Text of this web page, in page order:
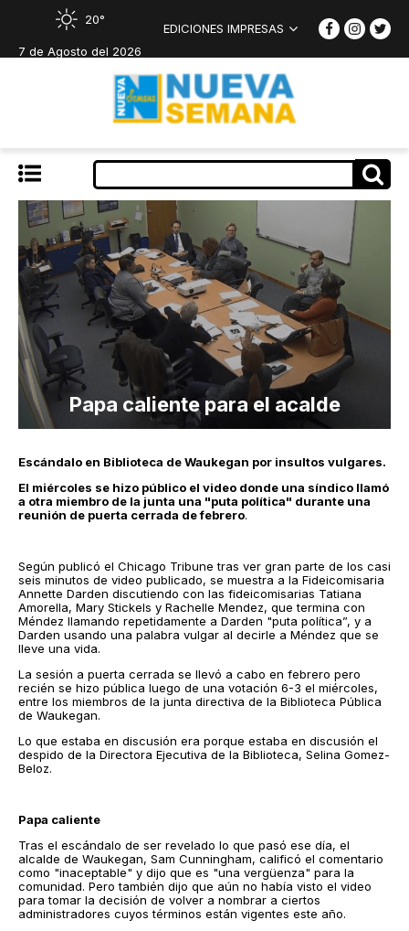
20°
7 de Agosto del 2026
EDICIONES IMPRESAS
Papa caliente para el acalde
Escándalo en Biblioteca de Waukegan por insultos vulgares.
El miércoles se hizo público el video donde una síndico llamó
a otra miembro de la junta una "puta política" durante una
reunión de puerta cerrada de febrero.
Según publicó el Chicago Tribune tras ver gran parte de los casi
seis minutos de video publicado, se muestra a la Fideicomisaria
Annette Darden discutiendo con las fideicomisarias Tatiana
Amorella, Mary Stickels y Rachelle Mendez, que termina con
Méndez llamando repetidamente a Darden "puta política”, y a
Darden usando una palabra vulgar al decirle a Méndez que se
lleve una vida.
La sesión a puerta cerrada se llevó a cabo en febrero pero
recién se hizo pública luego de una votación 6-3 el miércoles,
entre los miembros de la junta directiva de la Biblioteca Pública
de Waukegan.
Lo que estaba en discusión era porque estaba en discusión el
despido de la Directora Ejecutiva de la Biblioteca, Selina Gomez-
Beloz.
Papa caliente
Tras el escándalo de ser revelado lo que pasó ese día, el
alcalde de Waukegan, Sam Cunningham, calificó el comentario
como "inaceptable" y dijo que es "una vergüenza" para la
comunidad. Pero también dijo que aún no había visto el video
para tomar la decisión de volver a nombrar a ciertos
administradores cuyos términos están vigentes este año.